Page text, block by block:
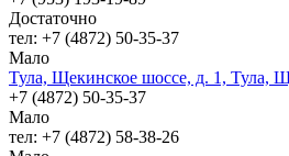
Достаточно
тел: +7 (4872) 50-35-37
Мало
Тула, Щекинское шоссе, д. 1, Тула,
+7 (4872) 50-35-37
Мало
тел: +7 (4872) 58-38-26